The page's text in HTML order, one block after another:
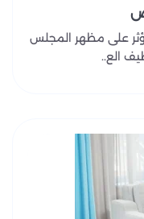
تؤثر على مظهر المجلس
الع..